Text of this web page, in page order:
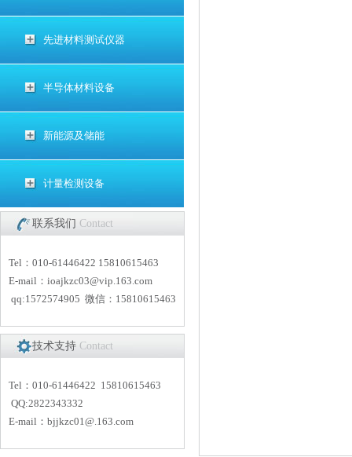
先进材料测试仪器
半导体材料设备
新能源及储能
计量检测设备
联系我们 Contact
Tel：010-61446422 15810615463
E-mail： ioajkzc03@vip.163.com
qq:1572574905 微信：15810615463
技术支持 Contact
Tel：010-61446422 15810615463
QQ:2822343332
E-mail： bjjkzc01@.163.com